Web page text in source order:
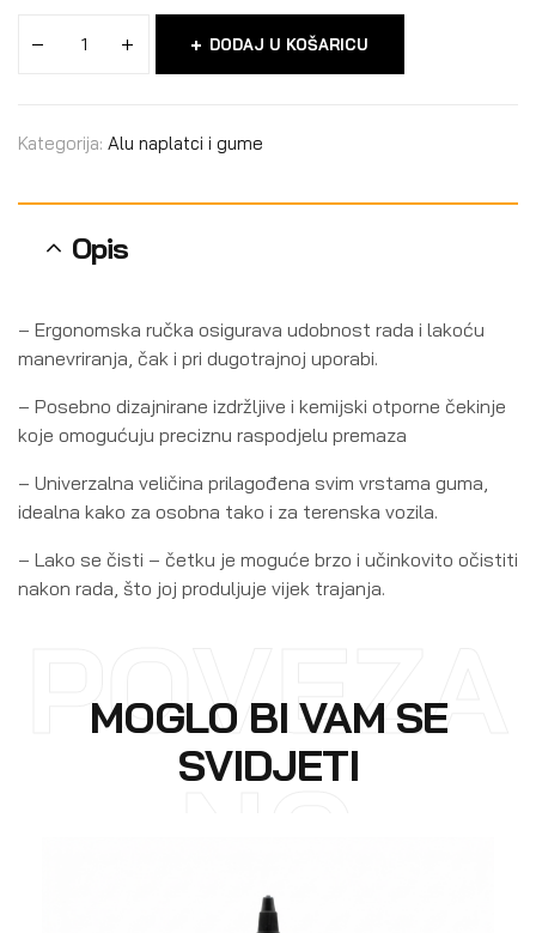
DODAJ U KOŠARICU
Kategorija: Alu naplatci i gume
Opis
– Ergonomska ručka osigurava udobnost rada i lakoću
manevriranja, čak i pri dugotrajnoj uporabi.
– Posebno dizajnirane izdržljive i kemijski otporne čekinje
koje omogućuju preciznu raspodjelu premaza
– Univerzalna veličina prilagođena svim vrstama guma,
idealna kako za osobna tako i za terenska vozila.
– Lako se čisti – četku je moguće brzo i učinkovito očistiti
nakon rada, što joj produljuje vijek trajanja.
MOGLO BI VAM SE
SVIDJETI
POVEZA
NO